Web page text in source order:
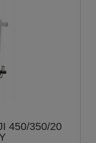
450/350/20